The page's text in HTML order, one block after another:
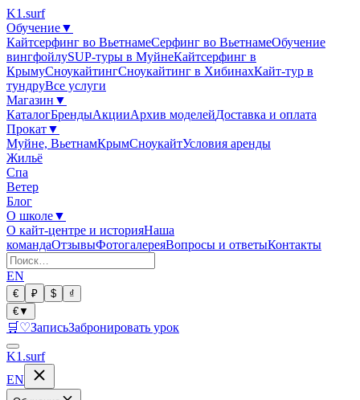
K1 .surf
Обучение▼
Кайтсерфинг во ВьетнамеСерфинг во ВьетнамеОбучение
вингфойлуSUP-туры в МуйнеКайтсерфинг в
КрымуСноукайтингСноукайтинг в ХибинахКайт-тур в
тундруВсе услуги
Магазин ▼
КаталогБрендыАкцииАрхив моделейДоставка и оплата
Прокат▼
Муйне, ВьетнамКрымСноукайтУсловия аренды
Жильё
Спа
Ветер
Блог
О школе▼
О кайт-центре и историяНаша
командаОтзывыФотогалереяВопросы и ответыКонтакты
EN
€ ₽ $
₫
€▼
🛒 ♡ЗаписьЗабронировать урок
K1 .surf
EN